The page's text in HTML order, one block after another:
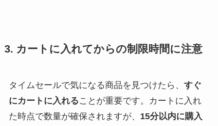
3. カートに入れてからの制限時間に注意
タイムセールで気になる商品を見つけたら、 すぐ
にカートに入れることが重要です。カートに入れ
た時点で数量が確保されますが、 15分以内に購入